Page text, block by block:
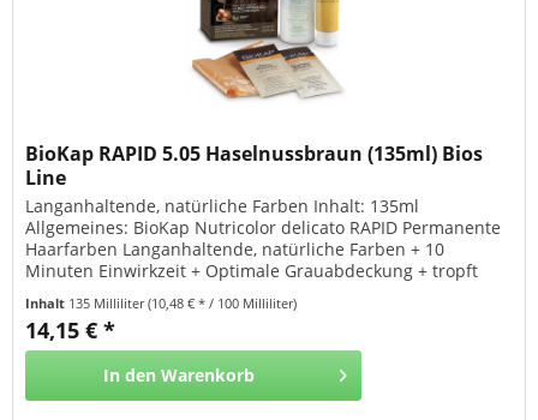
BioKap RAPID 5.05 Haselnussbraun (135ml) Bios
Line
Langanhaltende, natürliche Farben Inhalt: 135ml
Allgemeines: BioKap Nutricolor delicato RAPID Permanente
Haarfarben Langanhaltende, natürliche Farben + 10
Minuten Einwirkzeit + Optimale Grauabdeckung + tropft
färbt, repariert + mit BIO-ARGANÖL und TRICOREPAIR
Komplex + bis zu 80% der Inhaltsstoffe sind natürlichen...
Inhalt 135 Milliliter(10,48 € * / 100 Milliliter)
14,15 € *
In den Warenkorb